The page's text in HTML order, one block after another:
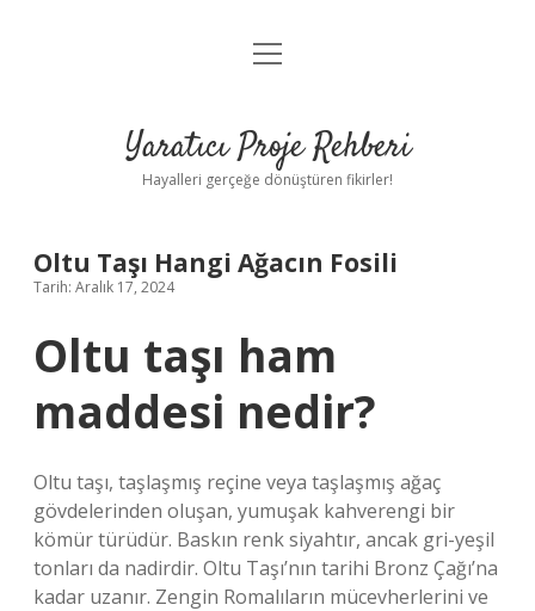
Anasayfa
Yasal Uyarı
menüyü
Yaratıcı Proje Rehberi
Hayalleri gerçeğe dönüştüren fikirler!
Oltu Taşı Hangi Ağacın Fosili
Tarih: Aralık 17, 2024
Oltu taşı ham
maddesi nedir?
Oltu taşı, taşlaşmış reçine veya taşlaşmış ağaç
gövdelerinden oluşan, yumuşak kahverengi bir
kömür türüdür. Baskın renk siyahtır, ancak gri-yeşil
tonları da nadirdir. Oltu Taşı’nın tarihi Bronz Çağı’na
kadar uzanır. Zengin Romalıların mücevherlerini ve